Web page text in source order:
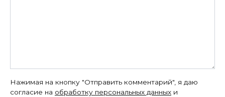
Нажимая на кнопку "Отправить комментарий", я даю
согласие на обработку персональных данных и